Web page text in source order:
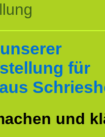
für
und